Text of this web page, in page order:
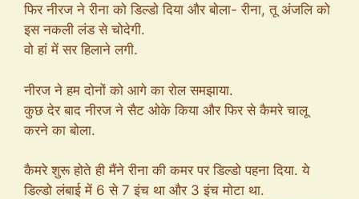
फिर नीरज ने रीना को डिल्डो दिया और बोला- रीना, तू अंजलि को
इस नकली लंड से चोदेगी.
वो हां में सर हिलाने लगी.
नीरज ने हम दोनों को आगे का रोल समझाया.
कुछ देर बाद नीरज ने सैट ओके किया और फिर से कैमरे चालू
करने का बोला.
कैमरे शुरू होते ही मैंने रीना की कमर पर डिल्डो पहना दिया. ये
डिल्डो लंबाई में 6 से 7 इंच था और 3 इंच मोटा था.